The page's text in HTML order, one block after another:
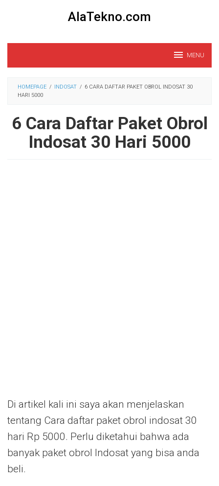
AlaTekno.com
MENU
HOMEPAGE / INDOSAT / 6 CARA DAFTAR PAKET OBROL INDOSAT 30
HARI 5000
6 Cara Daftar Paket Obrol
Indosat 30 Hari 5000
Di artikel kali ini saya akan menjelaskan
tentang Cara daftar paket obrol indosat 30
hari Rp 5000. Perlu diketahui bahwa ada
banyak paket obrol Indosat yang bisa anda
beli.